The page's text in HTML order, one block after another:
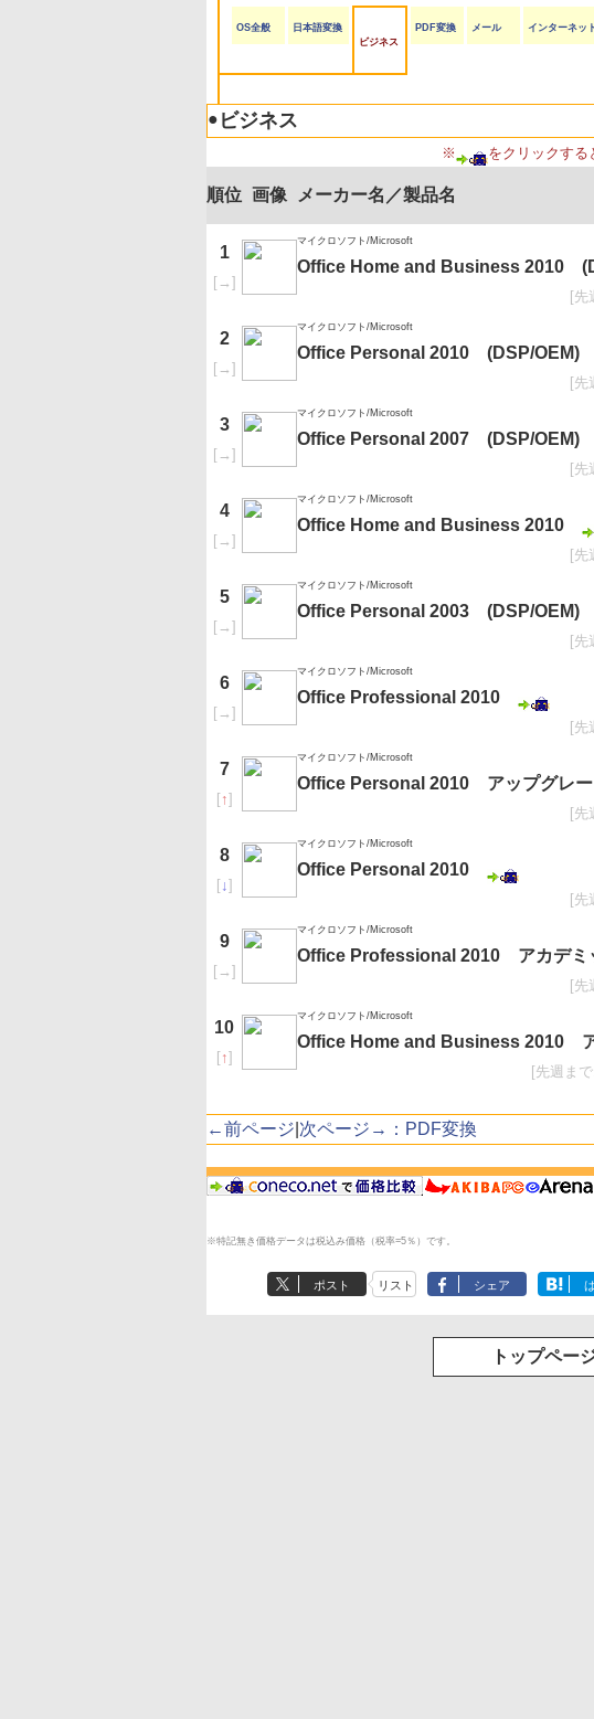
OS全般
日本語変換
ビジネス
PDF変換 メール インターネッ
● ビジネス
※ をクリックする
順位 画像 メーカー名／製品名
1
[→ ]
マイクロソフト/Microsoft
Office Home and Business 2010
[先
2
[→ ]
マイクロソフト/Microsoft
Office Personal 2010 (DSP/OEM)
[先
3
[→ ]
マイクロソフト/Microsoft
Office Personal 2007 (DSP/OEM)
[先
4
[→ ]
マイクロソフト/Microsoft
Office Home and Business 2010
[
5
[→ ]
マイクロソフト/Microsoft
Office Personal 2003 (DSP/OEM)
[先
6
[→ ]
マイクロソフト/Microsoft
Office Professional 2010
[
7
[↑]
マイクロソフト/Microsoft
Office Personal 2010 アップグレー
[
8
[↓]
マイクロソフト/Microsoft
Office Personal 2010
[先
9
[→ ]
マイクロソフト/Microsoft
Office Professional 2010 アカデミ
[
10
[↑]
マイクロソフト/Microsoft
Office Home and Business 2010
[先週ま
←前ページ 次ページ→：PDF変換
※特記無き価格データは税込み価格（税率=5％）です。
ポスト リスト シェア
トップペー